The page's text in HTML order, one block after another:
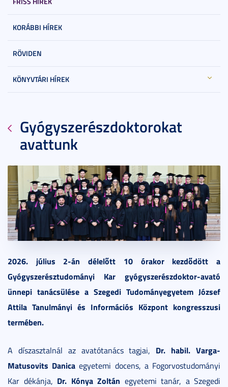
KORÁBBI HÍREK
RÖVIDEN
KÖNYVTÁRI HÍREK
Gyógyszerészdoktorokat
avattunk
2026. július 2-án délelőtt 10 órakor kezdődött a
Gyógyszerésztudományi Kar gyógyszerészdoktor-avató
ünnepi tanácsülése a Szegedi Tudományegyetem József
Attila Tanulmányi és Információs Központ kongresszusi
termében.
A díszasztalnál az avatótanács tagjai, Dr. habil. Varga-
Matusovits Danica egyetemi docens, a Fogorvostudományi
Kar dékánja, Dr. Kónya Zoltán egyetemi tanár, a Szegedi